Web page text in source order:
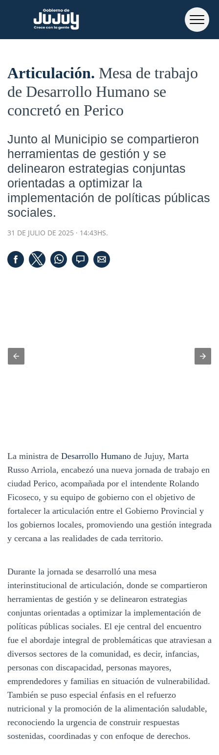
Articulación Mesa de trabajo
de Desarrollo Humano se
concretó en Perico
Junto al Municipio se compartieron
herramientas de gestión y se
delinearon estrategias conjuntas
orientadas a optimizar la
implementación de políticas públicas
sociales.
31 DE JULIO DE 2025 · 14:43HS.
La ministra de Desarrollo Humano de Jujuy, Marta
Russo Arriola, encabezó una nueva jornada de trabajo en
ciudad Perico, acompañada por el intendente Rolando
Ficoseco, y su equipo de gobierno con el objetivo de
fortalecer la articulación entre el Gobierno Provincial y
los gobiernos locales, promoviendo una gestión integrada
y cercana a las realidades de cada territorio.
Durante la jornada se desarrolló una mesa
interinstitucional de articulación, donde se compartieron
herramientas de gestión y se delinearon estrategias
conjuntas orientadas a optimizar la implementación de
políticas públicas sociales. El eje central del encuentro
fue el abordaje integral de problemáticas que atraviesan a
diversos sectores de la comunidad, es decir, infancias,
personas con discapacidad, personas mayores,
emprendedores y familias en situación de vulnerabilidad.
También se puso especial énfasis en el refuerzo
nutricional y la promoción de la alimentación saludable,
reconociendo la urgencia de construir respuestas
sostenidas, coordinadas y con enfoque de derechos.